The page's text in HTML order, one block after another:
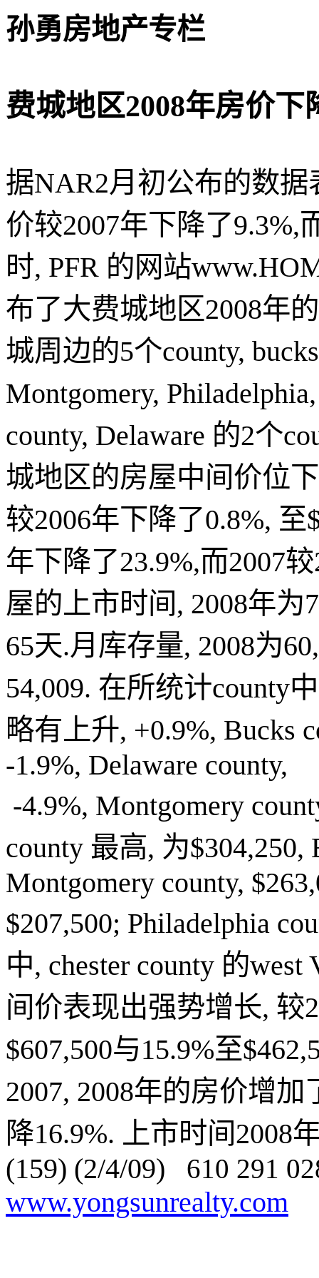
孙勇房地产专栏
费城地区2008年房价下
据NAR2月初公布的数据
价较2007年下降了9.3%,
时, PFR 的网站
布了大费城地区2008年
城周边的5个county,
Montgomery,
county, Delaware 的2个
城地区的房屋中间价位
较2006年下降了0.8%, 至
年下降了23.9%,而2007较
屋的上市时间, 2008年为
65天.月库存量, 2008为
54,009. 在所统计county中
略有上升, +0.9%, Bucks
-1.9%, Delaware county,
-4.9%, Montgomery
county 最高, 为$304,250,
Montgomery county,
$207,500; Philadelphia
中, chester county 的west
间价表现出强势增长, 较
$607,500与15.9%至
2007, 2008年的房价增加
降16.9%. 上市时间2008
(159) (2/4/09)
610 291
www.yongsunrealty.com